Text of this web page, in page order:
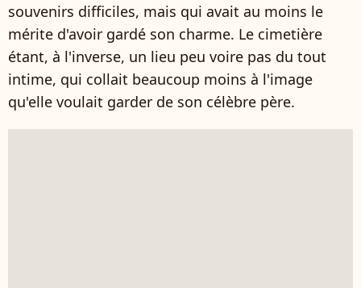
souvenirs difficiles, mais qui avait au moins le
mérite d'avoir gardé son charme. Le cimetière
étant, à l'inverse, un lieu peu voire pas du tout
intime, qui collait beaucoup moins à l'image
qu'elle voulait garder de son célèbre père.